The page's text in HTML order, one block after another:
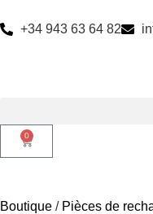
+34 943 63 64 82
0
Boutique / Pièces de